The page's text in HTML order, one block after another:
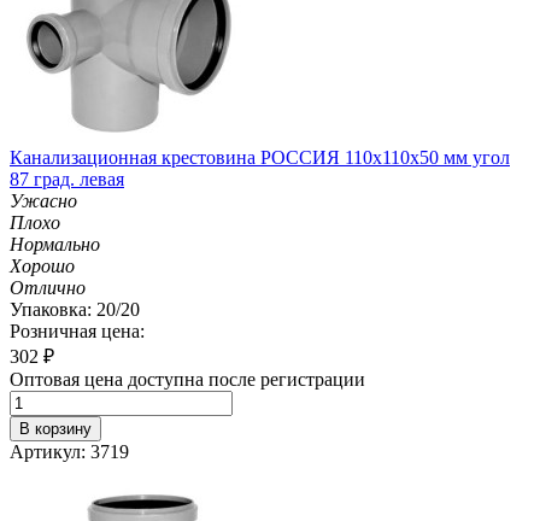
Канализационная крестовина РОССИЯ 110х110х50 мм угол
87 град. левая
Ужасно
Плохо
Нормально
Хорошо
Отлично
Упаковка: 20/20
Розничная цена:
302 ₽
Оптовая цена доступна после регистрации
В корзину
Артикул: 3719